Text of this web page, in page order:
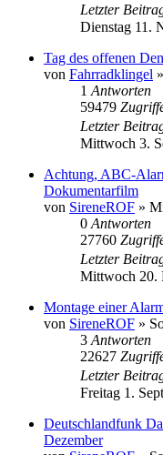
Letzter
Dienstag 11.
Tag des offenen
von Fahrradklingel »
1 Antworten
59479
Letzter
Mittwoch 3.
Achtung, ABC-
Dokumentarfilm
von SireneROF »
0 Antworten
27760
Letzter
Mittwoch 20.
Montage einer
von SireneROF »
3 Antworten
22627
Letzter
Freitag 1.
Deutschlandfunk
Dezember